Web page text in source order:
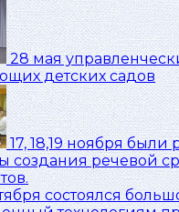
28 мая
детских садов
17, 18,19 ноября были
создания речевой